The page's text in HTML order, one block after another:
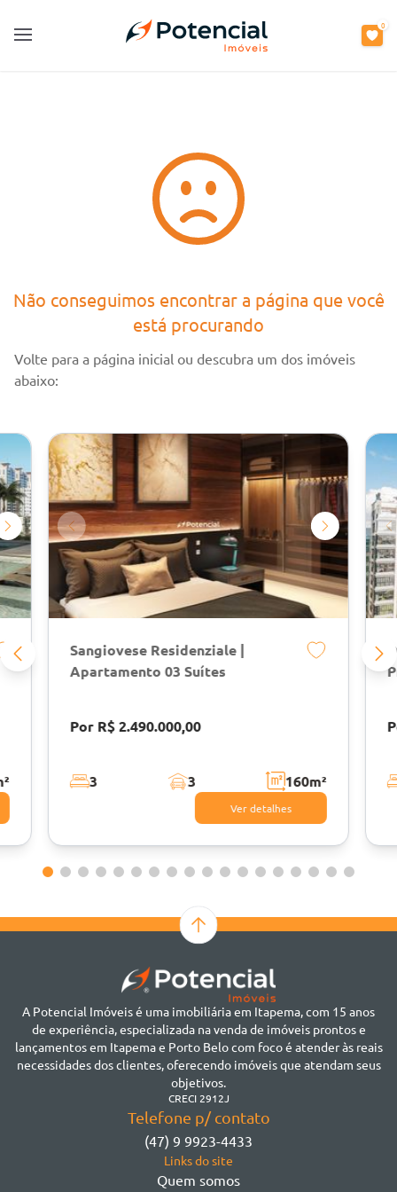
Open main menu
0
Open main menu
0
Não conseguimos encontrar a página que você
está procurando
Volte para a página inicial ou descubra um dos imóveis
abaixo:
Sangiovese Residenziale |
Apartamento 03 Suítes
Por R$ 2.490.000,00
3 3 160m²
Ver detalhes
A Potencial Imóveis é uma imobiliária em Itapema, com 15 anos
de experiência, especializada na venda de imóveis prontos e
lançamentos em Itapema e Porto Belo com foco é atender às reais
necessidades dos clientes, oferecendo imóveis que atendam seus
objetivos.
CRECI 2912J
Telefone p/ contato
(47) 9 9923-4433
Links do site
Quem somos